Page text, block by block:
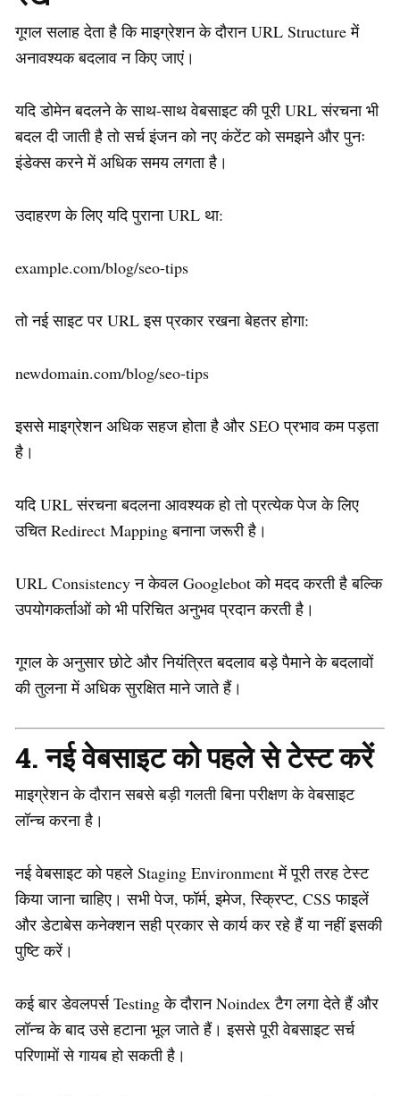
गूगल सलाह देता है कि माइग्रेशन के दौरान URL Structure में
अनावश्यक बदलाव न किए जाएं।
यदि डोमेन बदलने के साथ-साथ वेबसाइट की पूरी URL संरचना भी
बदल दी जाती है तो सर्च इंजन को नए कंटेंट को समझने और पुनः
इंडेक्स करने में अधिक समय लगता है।
उदाहरण के लिए यदि पुराना URL था:
example.com/blog/seo-tips
तो नई साइट पर URL इस प्रकार रखना बेहतर होगा:
newdomain.com/blog/seo-tips
इससे माइग्रेशन अधिक सहज होता है और SEO प्रभाव कम पड़ता
है।
यदि URL संरचना बदलना आवश्यक हो तो प्रत्येक पेज के लिए
उचित Redirect Mapping बनाना जरूरी है।
URL Consistency न केवल Googlebot को मदद करती है बल्कि
उपयोगकर्ताओं को भी परिचित अनुभव प्रदान करती है।
गूगल के अनुसार छोटे और नियंत्रित बदलाव बड़े पैमाने के बदलावों
की तुलना में अधिक सुरक्षित माने जाते हैं।
4. नई वेबसाइट को पहले से टेस्ट करें
माइग्रेशन के दौरान सबसे बड़ी गलती बिना परीक्षण के वेबसाइट
लॉन्च करना है।
नई वेबसाइट को पहले Staging Environment में पूरी तरह टेस्ट
किया जाना चाहिए। सभी पेज, फॉर्म, इमेज, स्क्रिप्ट, CSS फाइलें
और डेटाबेस कनेक्शन सही प्रकार से कार्य कर रहे हैं या नहीं इसकी
पुष्टि करें।
कई बार डेवलपर्स Testing के दौरान Noindex टैग लगा देते हैं और
लॉन्च के बाद उसे हटाना भूल जाते हैं। इससे पूरी वेबसाइट सर्च
परिणामों से गायब हो सकती है।